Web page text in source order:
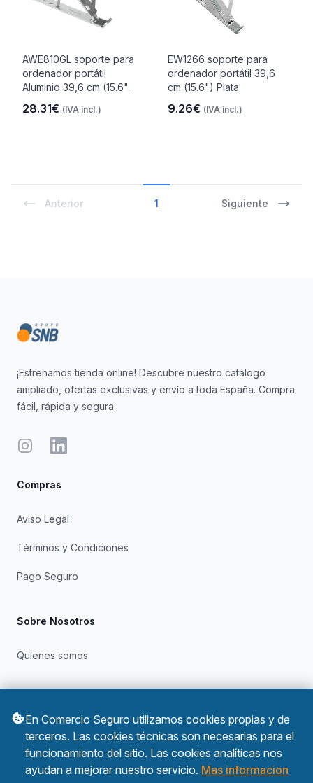
AWE810GL soporte para
ordenador portátil
Aluminio 39,6 cm (15.6"..
28.31€ (IVA incl.)
EW1266 soporte para
ordenador portátil 39,6
cm (15.6") Plata
9.26€ (IVA incl.)
Anterior 1 Siguiente
¡Estrenamos tienda online! Descubre nuestro catálogo
ampliado, ofertas exclusivas y envío a toda España. Compra
fácil, rápida y segura.
InstagramLinkedIn
Compras
Aviso Legal
Términos y Condiciones
Pago Seguro
Sobre Nosotros
Quienes somos
Política de Privacidad
Política de Cookies
En Comercio Seguro utilizamos cookies propias y de
terceros. Las cookies técnicas son necesarias para el
funcionamiento del sitio. Las cookies analíticas nos
ayudan a mejorar nuestro servicio. Mas informacion